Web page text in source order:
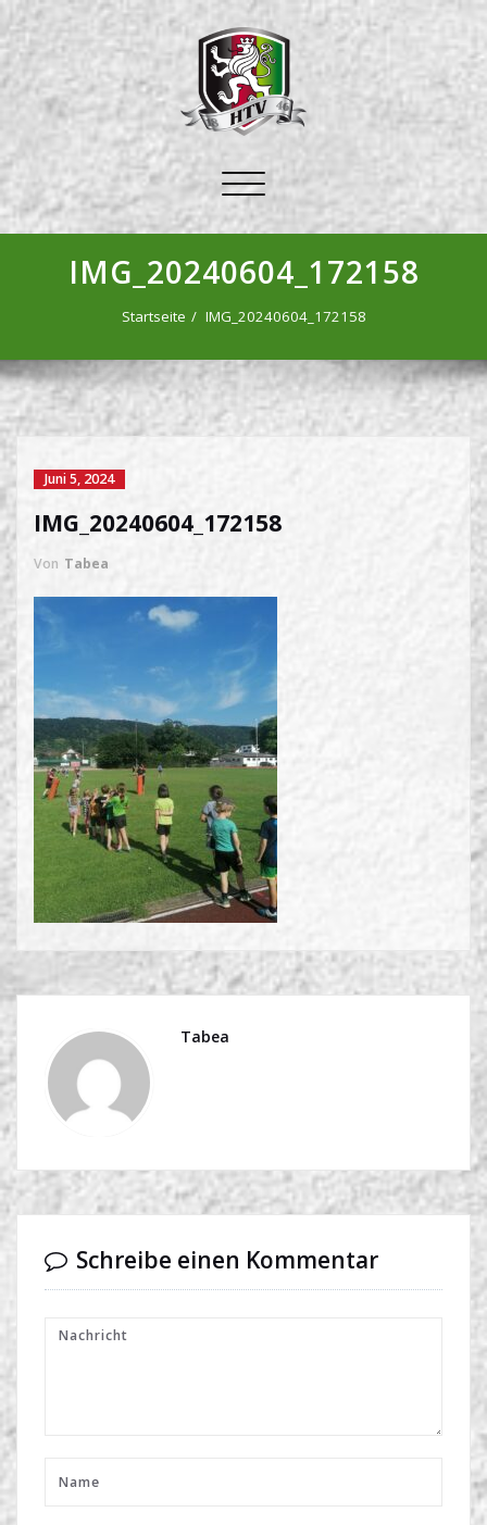
Schalte
Navigation
IMG_20240604_172158
Startseite IMG_20240604_172158
Juni 5, 2024
IMG_20240604_172158
Von Tabea
Tabea
Schreibe einen Kommentar